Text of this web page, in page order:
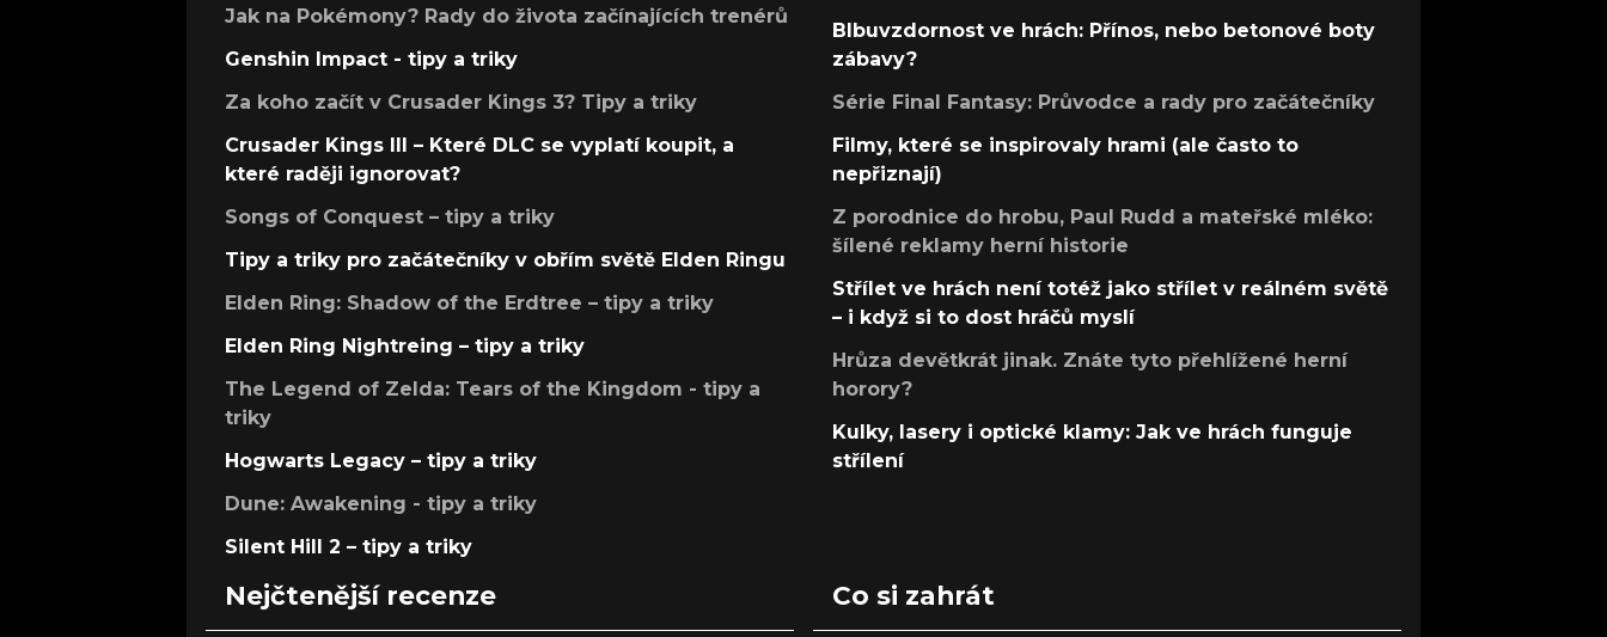
Jak na Pokémony? Rady do života začínajících trenérů
Genshin Impact - tipy a triky
Za koho začít v Crusader Kings 3? Tipy a triky
Crusader Kings III – Které DLC se vyplatí koupit, a
které raději ignorovat?
Songs of Conquest – tipy a triky
Tipy a triky pro začátečníky v obřím světě Elden Ringu
Elden Ring: Shadow of the Erdtree – tipy a triky
Elden Ring Nightreing – tipy a triky
The Legend of Zelda: Tears of the Kingdom - tipy a
triky
Hogwarts Legacy – tipy a triky
Dune: Awakening - tipy a triky
Silent Hill 2 – tipy a triky
Blbuvzdornost ve hrách: Přínos, nebo betonové boty
zábavy?
Série Final Fantasy: Průvodce a rady pro začátečníky
Filmy, které se inspirovaly hrami (ale často to
nepřiznají)
Z porodnice do hrobu, Paul Rudd a mateřské mléko:
šílené reklamy herní historie
Střílet ve hrách není totéž jako střílet v reálném světě
– i když si to dost hráčů myslí
Hrůza devětkrát jinak. Znáte tyto přehlížené herní
horory?
Kulky, lasery i optické klamy: Jak ve hrách funguje
střílení
Nejčtenější recenze Co si zahrát